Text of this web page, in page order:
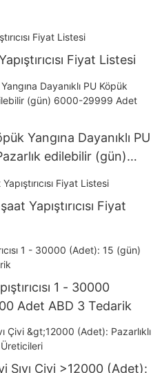
Fiyat Listesi
Yangına Dayanıklı PU
edilebilir (gün)
Tedarik
Yapıştırıcısı Fiyat
1 - 30000
Adet ABD 3 Tedarik
Sıvı Çivi >12000 (Adet):